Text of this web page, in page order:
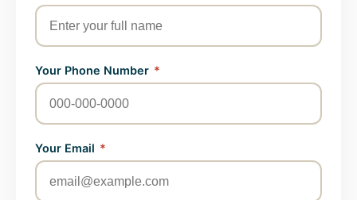
Your Phone Number *
Your Email *